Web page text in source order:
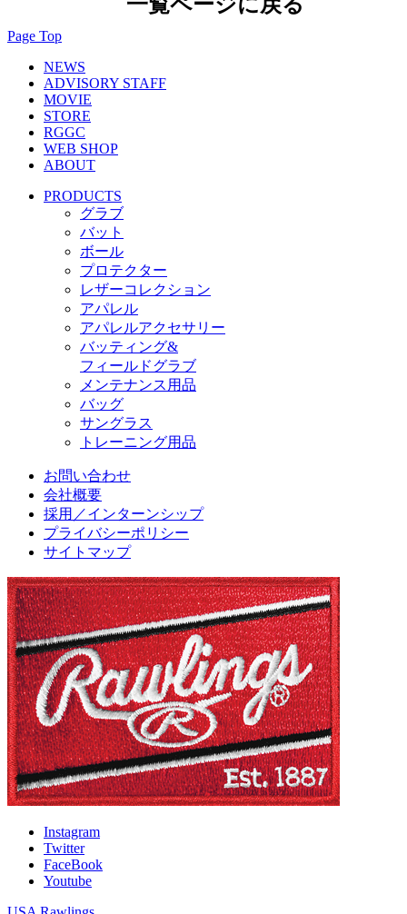
Page Top
NEWS
ADVISORY STAFF
MOVIE
STORE
RGGC
WEB SHOP
ABOUT
PRODUCTS
グラブ
バット
ボール
プロテクター
レザーコレクション
アパレル
アパレルアクセサリー
バッティング&
フィールドグラブ
メンテナンス用品
バッグ
サングラス
トレーニング用品
お問い合わせ
会社概要
採用／インターンシップ
プライバシーポリシー
サイトマップ
Instagram
Twitter
FaceBook
Youtube